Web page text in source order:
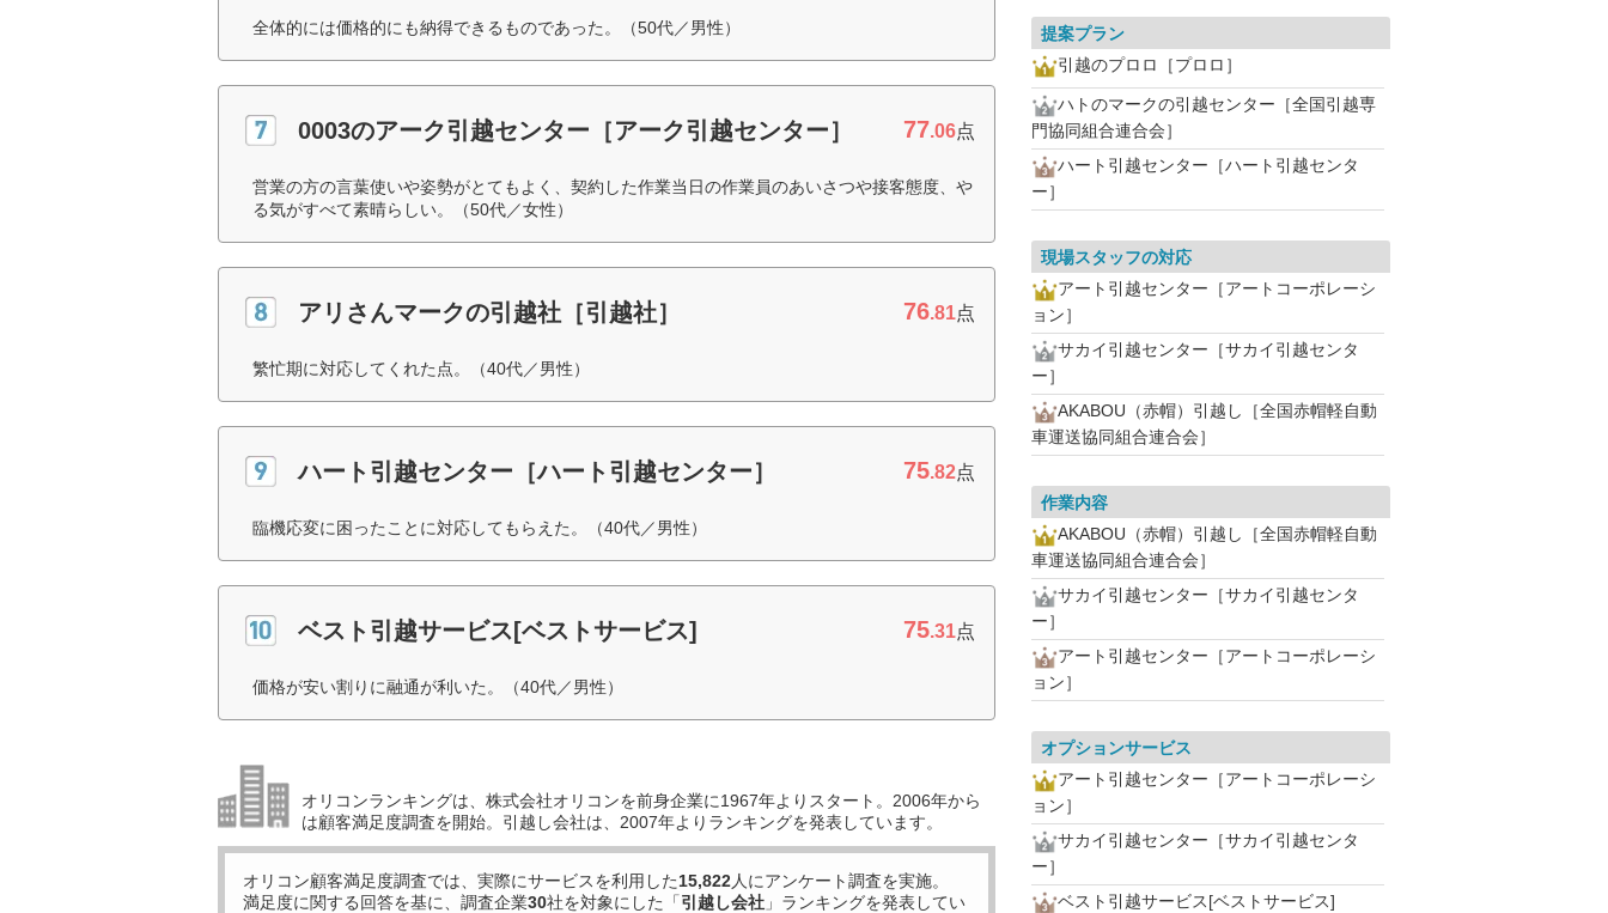
全体的には価格的にも納得できるものであった。（50代／男性）
0003のアーク引越センター［アーク引越センター］ 77.06点
営業の方の言葉使いや姿勢がとてもよく、契約した作業当日の作業員のあいさつや接客態度、や
る気がすべて素晴らしい。（50代／女性）
アリさんマークの引越社［引越社］ 76.81点
繁忙期に対応してくれた点。（40代／男性）
ハート引越センター［ハート引越センター］ 75.82点
臨機応変に困ったことに対応してもらえた。（40代／男性）
ベスト引越サービス[ベストサービス] 75.31点
価格が安い割りに融通が利いた。（40代／男性）
オリコンランキングは、株式会社オリコンを前身企業に1967年よりスタート。2006年から
は顧客満足度調査を開始。引越し会社は、2007年よりランキングを発表しています。
オリコン顧客満足度調査では、実際にサービスを利用した15,822人にアンケート調査を実施。
満足度に関する回答を基に、調査企業30社を対象にした「引越し会社 」ランキングを発表してい
提案プラン
引越のプロロ［プロロ］
ハトのマークの引越センター［全国引越専
門協同組合連合会］
ハート引越センター［ハート引越センタ
ー］
現場スタッフの対応
アート引越センター［アートコーポレーシ
ョン］
サカイ引越センター［サカイ引越センタ
ー］
AKABOU（赤帽）引越し［全国赤帽軽自動
車運送協同組合連合会］
作業内容
AKABOU（赤帽）引越し［全国赤帽軽自動
車運送協同組合連合会］
サカイ引越センター［サカイ引越センタ
ー］
アート引越センター［アートコーポレーシ
ョン］
オプションサービス
アート引越センター［アートコーポレーシ
ョン］
サカイ引越センター［サカイ引越センタ
ー］
ベスト引越サービス[ベストサービス]